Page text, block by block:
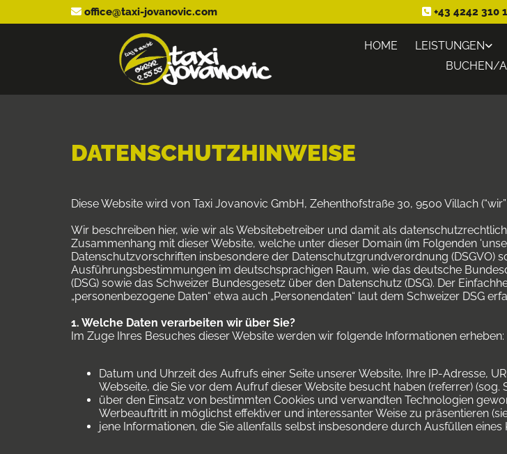
 office@taxi-jovanovic.com  +43 4242 310
HOME LEISTUNGEN
BUCHEN/
DATENSCHUTZHINWEISE
Diese Website wird von Taxi Jovanovic GmbH, Zehenthofstraße 30, 9500 Villach
Wir beschreiben hier, wie wir als Websitebetreiber und damit als
Zusammenhang mit dieser Website, welche unter dieser Domain (im Folgenden
Datenschutzvorschriften insbesondere der Datenschutzgrundverordnung (DSGVO)
Ausführungsbestimmungen im deutschsprachigen Raum, wie das deutsche
(DSG) sowie das Schweizer Bundesgesetz über den Datenschutz (DSG). Der
„personenbezogene Daten“ etwa auch „Personendaten“ laut dem Schweizer DSG
1. Welche Daten verarbeiten wir über Sie?
Im Zuge Ihres Besuches dieser Website werden wir folgende Informationen erheben:
Datum und Uhrzeit des Aufrufs einer Seite unserer Website, Ihre IP-Adresse,
Webseite, die Sie vor dem Aufruf dieser Website besucht haben (referrer) (sog.
über den Einsatz von bestimmten Cookies und verwandten Technologien
Werbeauftritt in möglichst effektiver und interessanter Weise zu präsentieren
jene Informationen, die Sie allenfalls selbst insbesondere durch Ausfüllen